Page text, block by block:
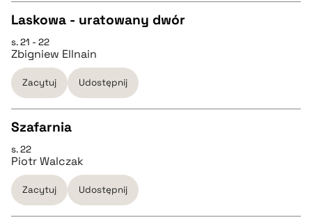
BIBTEX
pobierz cytat
CZYSTY TEKST
pobierz cytat
BIBTEX
pobierz cytat
Laskowa - uratowany dwór
s. 21 - 22
Zbigniew Ellnain
Zacytuj Udostępnij
CZYSTY TEKST
pobierz cytat
Szafarnia
s. 22
Piotr Walczak
Zacytuj Udostępnij